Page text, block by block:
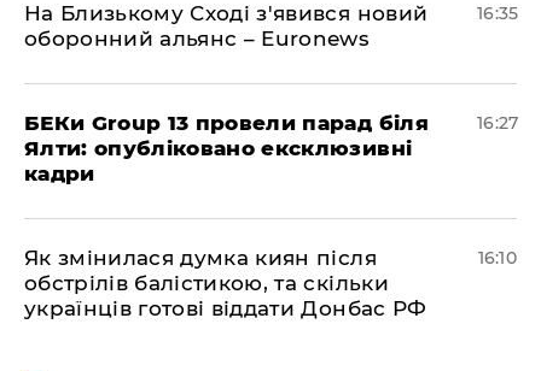
На Близькому Сході з'явився новий
оборонний альянс – Euronews
16:35
БЕКи Group 13 провели парад біля
Ялти: опубліковано ексклюзивні
кадри
16:27
Як змінилася думка киян після
обстрілів балістикою, та скільки
українців готові віддати Донбас РФ
16:10